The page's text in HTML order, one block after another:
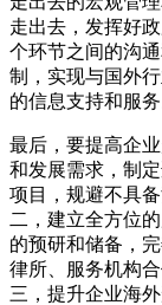
走出去，发挥好
个环节之间的沟
制，实现与国外
的信息支持和服务
最后，要提高企
和发展需求，制
项目，规避不具
二，建立全方位
的预研和储备，
律所、服务机构
三，提升企业海